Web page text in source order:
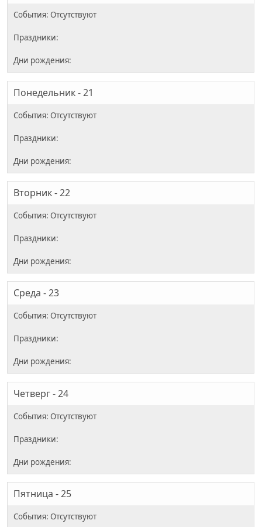
Понедельник - 21
Вторник - 22
Среда - 23
Четверг - 24
Пятница - 25